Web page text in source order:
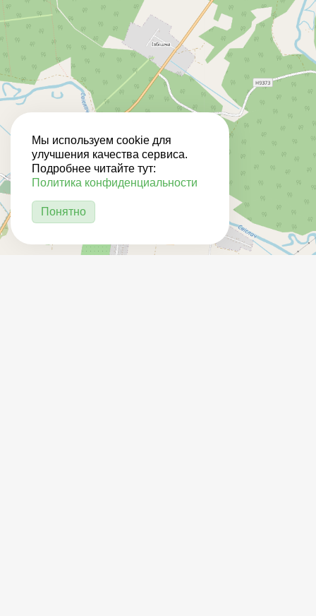
Мы используем cookie для
улучшения качества сервиса.
Подробнее читайте тут:
Политика конфиденциальности
Понятно